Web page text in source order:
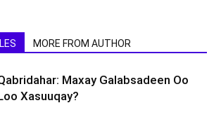
MORE FROM AUTHOR
Maxay Galabsadeen Oo
Xasuuqay?